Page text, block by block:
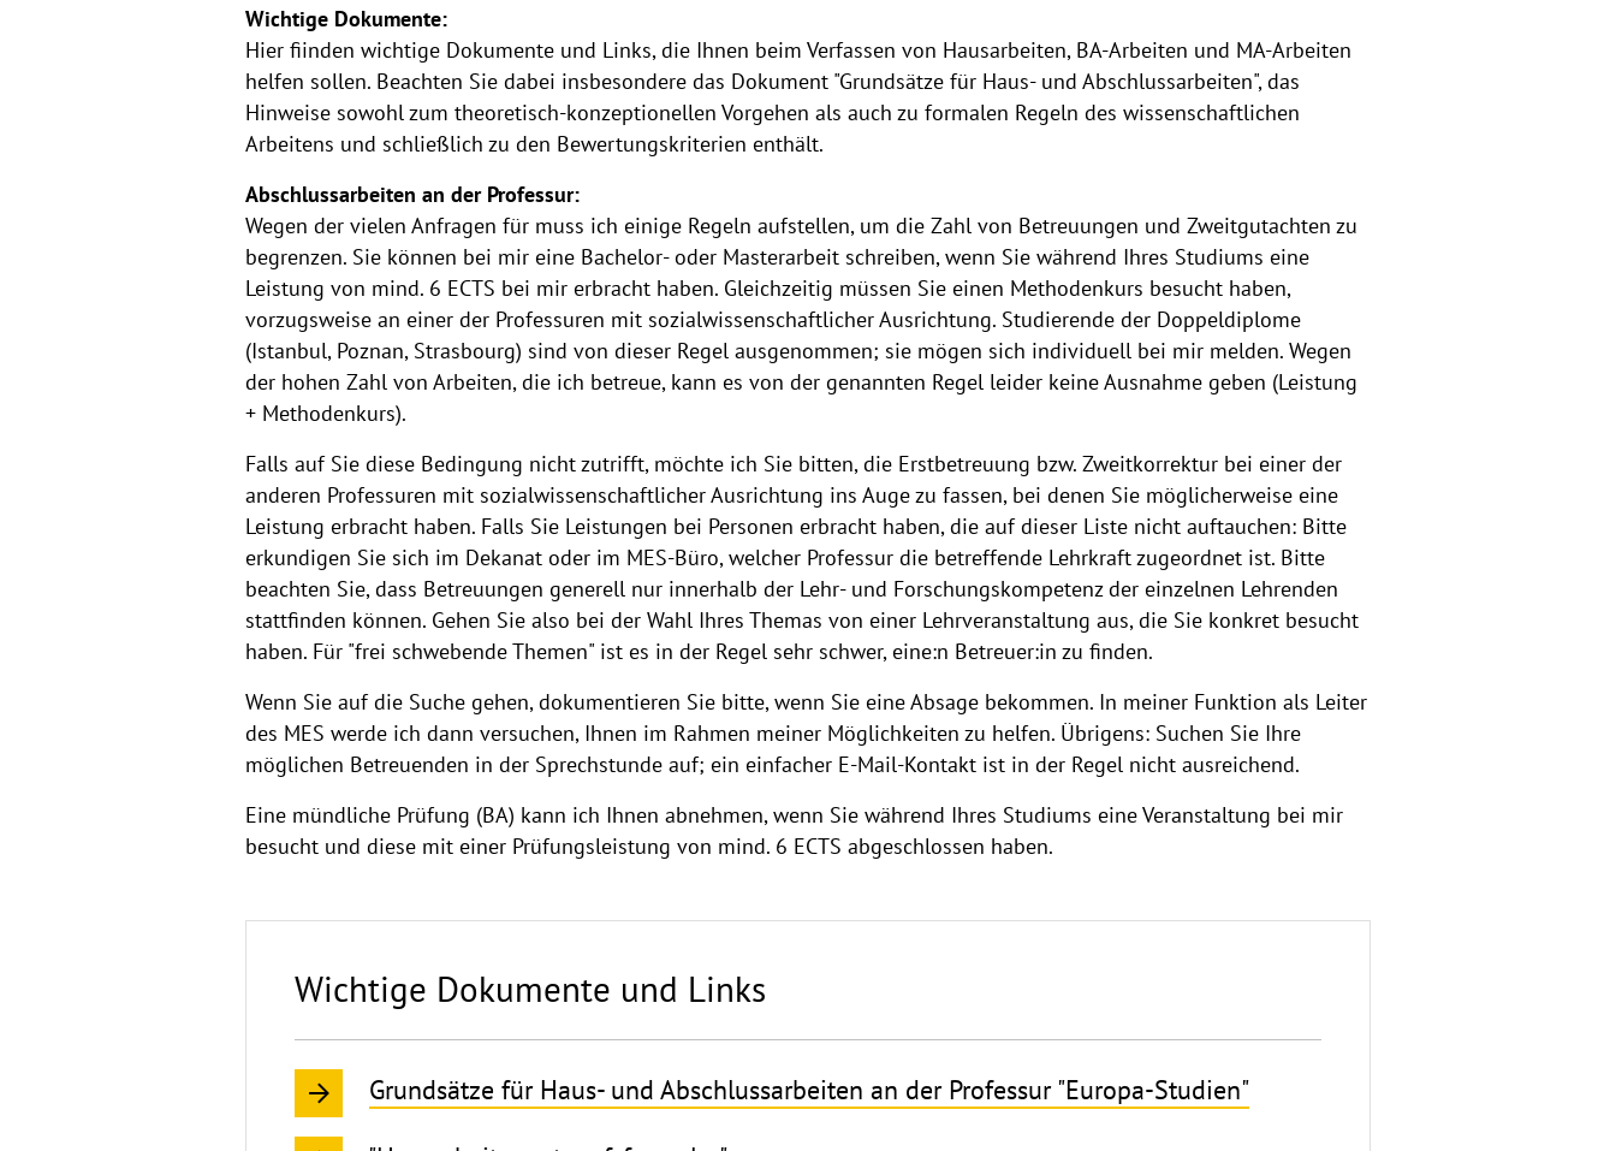
Wichtige Dokumente:
Hier fiinden wichtige Dokumente und Links, die Ihnen beim Verfassen von Hausarbeiten, BA-Arbeiten und MA-Arbeiten
helfen sollen. Beachten Sie dabei insbesondere das Dokument "Grundsätze für Haus- und Abschlussarbeiten", das
Hinweise sowohl zum theoretisch-konzeptionellen Vorgehen als auch zu formalen Regeln des wissenschaftlichen
Arbeitens und schließlich zu den Bewertungskriterien enthält.
Abschlussarbeiten an der Professur:
Wegen der vielen Anfragen für muss ich einige Regeln aufstellen, um die Zahl von Betreuungen und Zweitgutachten zu
begrenzen. Sie können bei mir eine Bachelor- oder Masterarbeit schreiben, wenn Sie während Ihres Studiums eine
Leistung von mind. 6 ECTS bei mir erbracht haben. Gleichzeitig müssen Sie einen Methodenkurs besucht haben,
vorzugsweise an einer der Professuren mit sozialwissenschaftlicher Ausrichtung. Studierende der Doppeldiplome
(Istanbul, Poznan, Strasbourg) sind von dieser Regel ausgenommen; sie mögen sich individuell bei mir melden. Wegen
der hohen Zahl von Arbeiten, die ich betreue, kann es von der genannten Regel leider keine Ausnahme geben (Leistung
+ Methodenkurs).
Falls auf Sie diese Bedingung nicht zutrifft, möchte ich Sie bitten, die Erstbetreuung bzw. Zweitkorrektur bei einer der
anderen Professuren mit sozialwissenschaftlicher Ausrichtung ins Auge zu fassen, bei denen Sie möglicherweise eine
Leistung erbracht haben. Falls Sie Leistungen bei Personen erbracht haben, die auf dieser Liste nicht auftauchen: Bitte
erkundigen Sie sich im Dekanat oder im MES-Büro, welcher Professur die betreffende Lehrkraft zugeordnet ist. Bitte
beachten Sie, dass Betreuungen generell nur innerhalb der Lehr- und Forschungskompetenz der einzelnen Lehrenden
stattfinden können. Gehen Sie also bei der Wahl Ihres Themas von einer Lehrveranstaltung aus, die Sie konkret besucht
haben. Für "frei schwebende Themen" ist es in der Regel sehr schwer, eine:n Betreuer:in zu finden.
Wenn Sie auf die Suche gehen, dokumentieren Sie bitte, wenn Sie eine Absage bekommen. In meiner Funktion als Leiter
des MES werde ich dann versuchen, Ihnen im Rahmen meiner Möglichkeiten zu helfen. Übrigens: Suchen Sie Ihre
möglichen Betreuenden in der Sprechstunde auf; ein einfacher E-Mail-Kontakt ist in der Regel nicht ausreichend.
Eine mündliche Prüfung (BA) kann ich Ihnen abnehmen, wenn Sie während Ihres Studiums eine Veranstaltung bei mir
besucht und diese mit einer Prüfungsleistung von mind. 6 ECTS abgeschlossen haben.
Wichtige Dokumente und Links
Grundsätze für Haus- und Abschlussarbeiten an der Professur "Europa-Studien"